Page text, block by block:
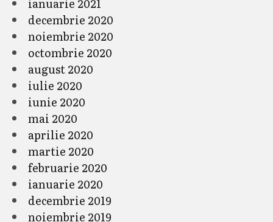
ianuarie 2021
decembrie 2020
noiembrie 2020
octombrie 2020
august 2020
iulie 2020
iunie 2020
mai 2020
aprilie 2020
martie 2020
februarie 2020
ianuarie 2020
decembrie 2019
noiembrie 2019